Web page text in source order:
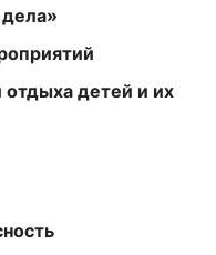
отдыха детей и их